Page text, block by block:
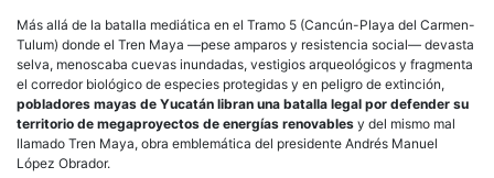
Más allá de la batalla mediática en el Tramo 5 (Cancún-Playa del Carmen-
Tulum) donde el Tren Maya —pese amparos y resistencia social— devasta
selva, menoscaba cuevas inundadas, vestigios arqueológicos y fragmenta
el corredor biológico de especies protegidas y en peligro de extinción,
pobladores mayas de Yucatán libran una batalla legal por defender su
territorio de megaproyectos de energías renovables y del mismo mal
llamado Tren Maya, obra emblemática del presidente Andrés Manuel
López Obrador.